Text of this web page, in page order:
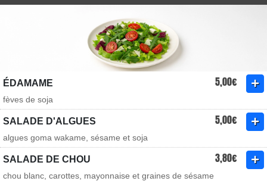
ÉDAMAME 5,00€
fèves de soja
SALADE D'ALGUES 5,00€
algues goma wakame, sésame et soja
SALADE DE CHOU 3,80€
chou blanc, carottes, mayonnaise et graines de sésame